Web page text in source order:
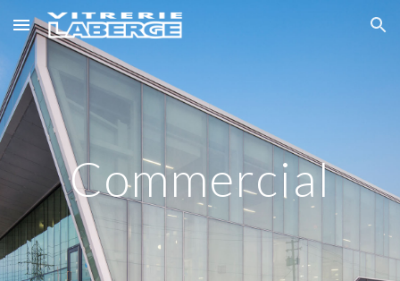
Skip to main content Skip to navigation
Commercial